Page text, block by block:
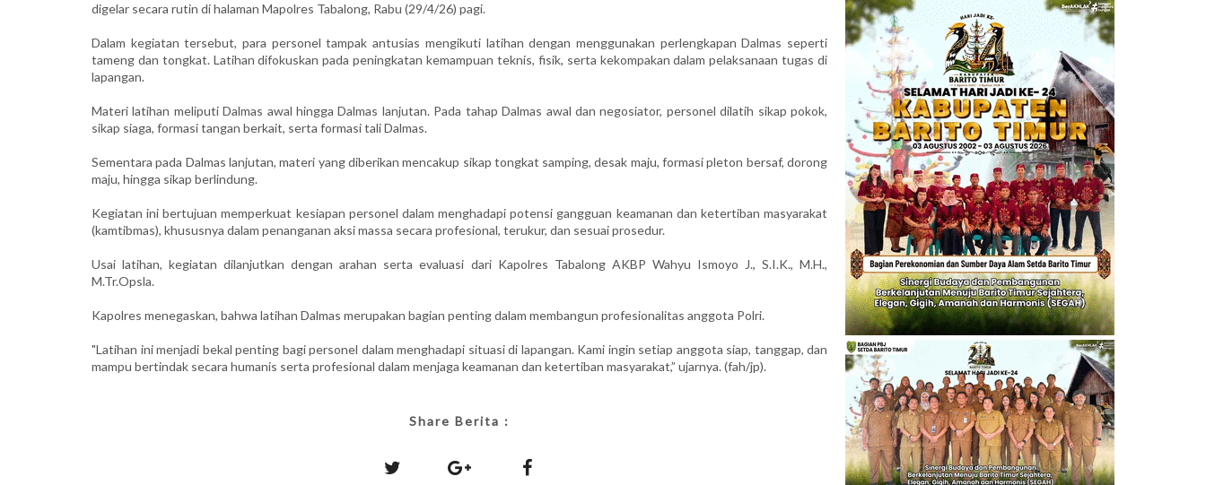
digelar secara rutin di halaman Mapolres Tabalong, Rabu (29/4/26) pagi.
Dalam kegiatan tersebut, para personel tampak antusias mengikuti latihan dengan menggunakan perlengkapan Dalmas seperti
tameng dan tongkat. Latihan difokuskan pada peningkatan kemampuan teknis, fisik, serta kekompakan dalam pelaksanaan tugas di
lapangan.
Materi latihan meliputi Dalmas awal hingga Dalmas lanjutan. Pada tahap Dalmas awal dan negosiator, personel dilatih sikap pokok,
sikap siaga, formasi tangan berkait, serta formasi tali Dalmas.
Sementara pada Dalmas lanjutan, materi yang diberikan mencakup sikap tongkat samping, desak maju, formasi pleton bersaf, dorong
maju, hingga sikap berlindung.
Kegiatan ini bertujuan memperkuat kesiapan personel dalam menghadapi potensi gangguan keamanan dan ketertiban masyarakat
(kamtibmas), khususnya dalam penanganan aksi massa secara profesional, terukur, dan sesuai prosedur.
Usai latihan, kegiatan dilanjutkan dengan arahan serta evaluasi dari Kapolres Tabalong AKBP Wahyu Ismoyo J., S.I.K., M.H.,
M.Tr.Opsla.
Kapolres menegaskan, bahwa latihan Dalmas merupakan bagian penting dalam membangun profesionalitas anggota Polri.
"Latihan ini menjadi bekal penting bagi personel dalam menghadapi situasi di lapangan. Kami ingin setiap anggota siap, tanggap, dan
mampu bertindak secara humanis serta profesional dalam menjaga keamanan dan ketertiban masyarakat,” ujarnya. (fah/jp).
Share Berita :